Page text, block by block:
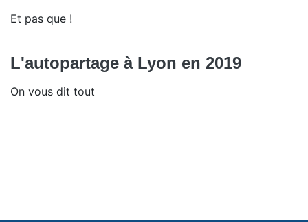
Et pas que !
L'autopartage à Lyon en 2019
On vous dit tout